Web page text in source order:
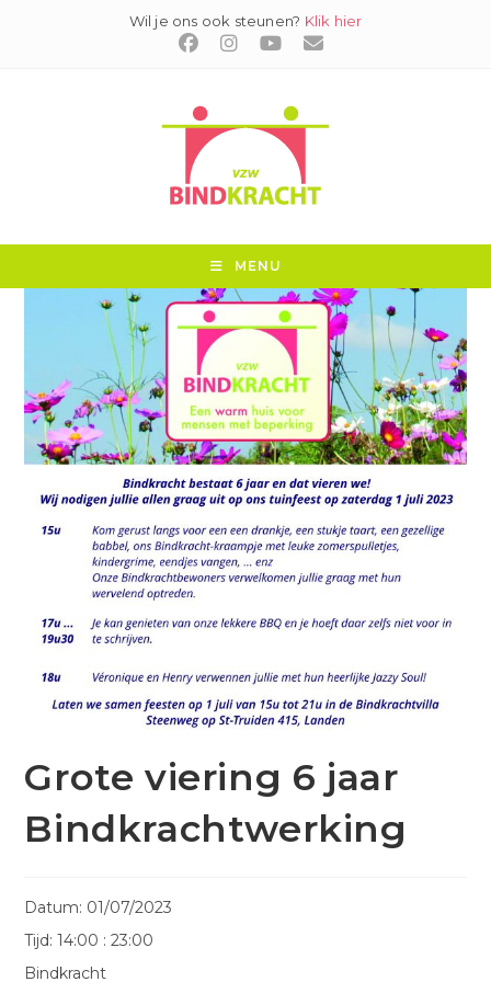
Wil je ons ook steunen? Klik hier
MENU
Grote viering 6 jaar
Bindkrachtwerking
Datum: 01/07/2023
Tijd:14:00 : 23:00
Bindkracht